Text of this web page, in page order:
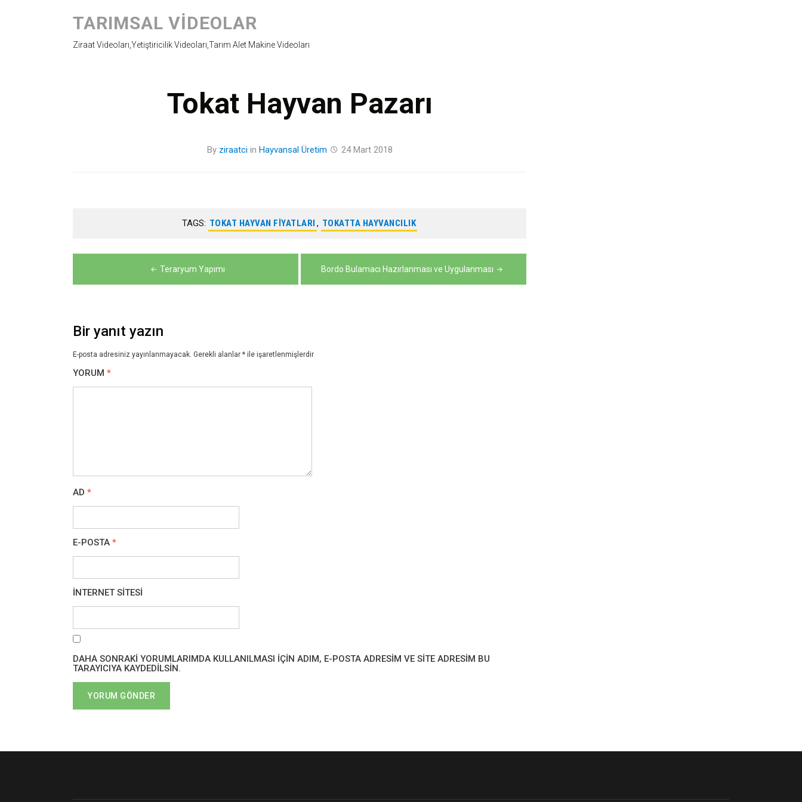
TARIMSAL VIDEOLAR
Ziraat Videoları,Yetiştiricilik Videoları,Tarım Alet Makine Videoları
Tokat Hayvan Pazarı
By ziraatciin Hayvansal Üretim 24 Mart 2018
TAGS: TOKAT HAYVAN FIYATLARI , TOKATTA HAYVANCILIK
gezinmesi
Teraryum Yapımı Bordo Bulamacı Hazırlanması ve Uygulanması
Bir yanıt yazın
E-posta adresiniz yayınlanmayacak. Gerekli alanlar * ile işaretlenmişlerdir
YORUM *
AD *
E-POSTA *
İNTERNET SITESI
DAHA SONRAKI YORUMLARIMDA KULLANILMASI IÇIN ADIM, E-POSTA ADRESIM VE SITE ADRESIM BU
TARAYICIYA KAYDEDILSIN.